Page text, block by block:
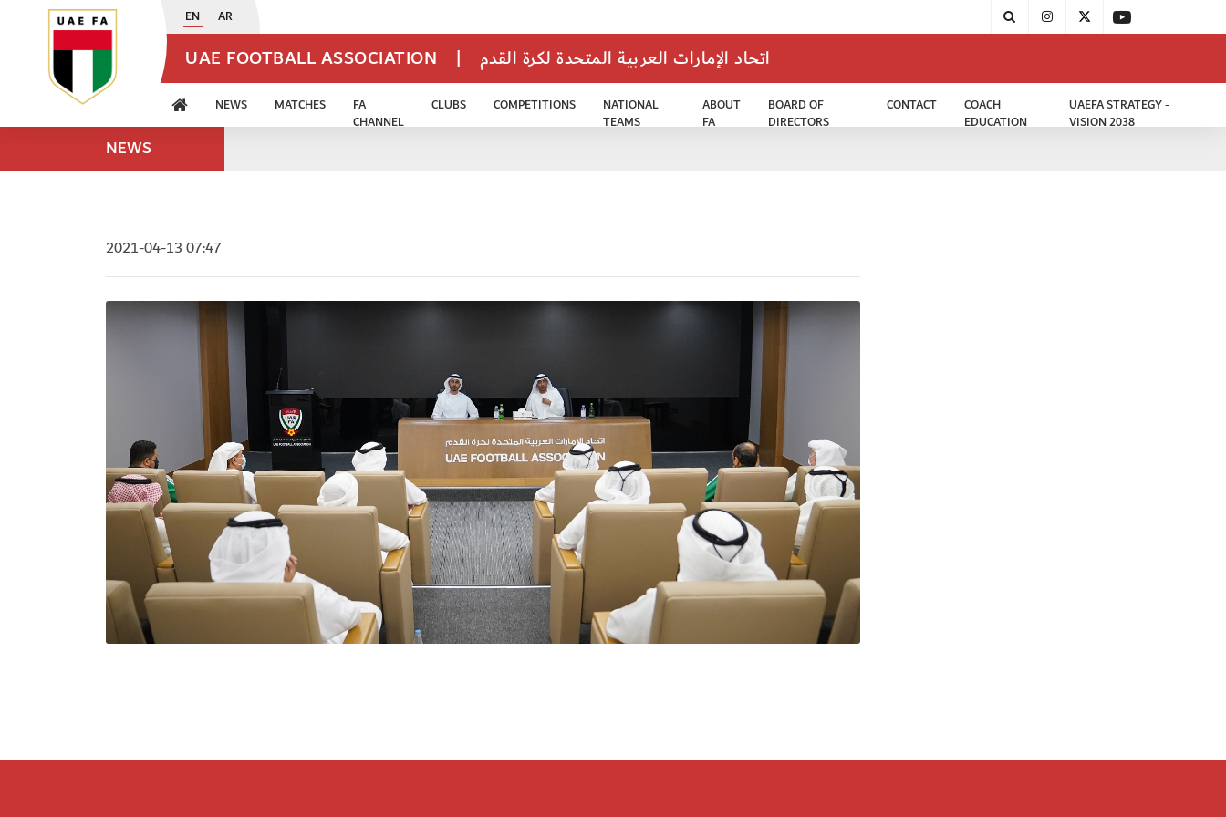
EN AR
UAE FOOTBALL ASSOCIATION | اتحاد الإمارات العربية المتحدة لكرة القدم
NEWS MATCHES
FA
CHANNEL
CLUBS COMPETITIONS
NATIONAL
TEAMS
ABOUT
FA
BOARD OF
DIRECTORS
CONTACT
COACH
EDUCATION
UAEFA STRATEGY -
VISION 2038
NEWS
2021-04-13 07:47